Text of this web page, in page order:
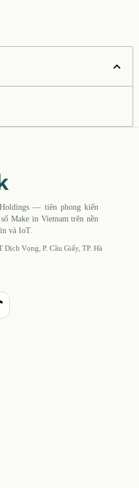
— tiên phong kiến
Make in Vietnam trên nền
và IoT.
Vọng, P. Cầu Giấy, TP. Hà